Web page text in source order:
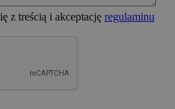
z treścią i akceptację regulaminu